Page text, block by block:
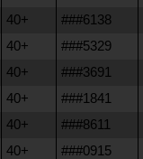
40+ ###6138
40+ ###5329
40+ ###3691
40+ ###1841
40+ ###8611
40+ ###0915